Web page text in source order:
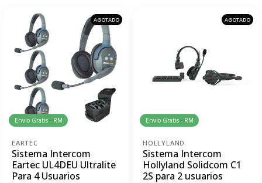
AGOTADO
Envío Gratis - RM
EARTEC
Sistema Intercom
Eartec UL4DEU Ultralite
Para 4 Usuarios
AGOTADO
Envío Gratis - RM
HOLLYLAND
Sistema Intercom
Hollyland Solidcom C1
2S para 2 usuarios